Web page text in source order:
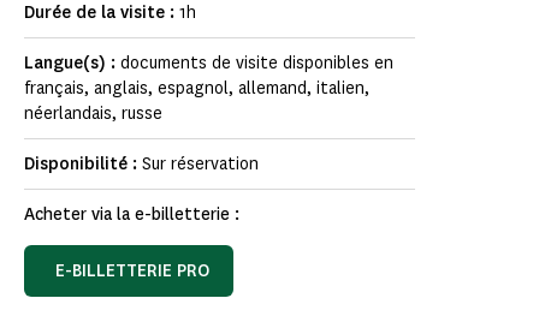
Durée de la visite : 1h
Langue(s) : documents de visite disponibles en
français, anglais, espagnol, allemand, italien,
néerlandais, russe
Disponibilité : Sur réservation
Acheter via la e-billetterie :
E-BILLETTERIE PRO